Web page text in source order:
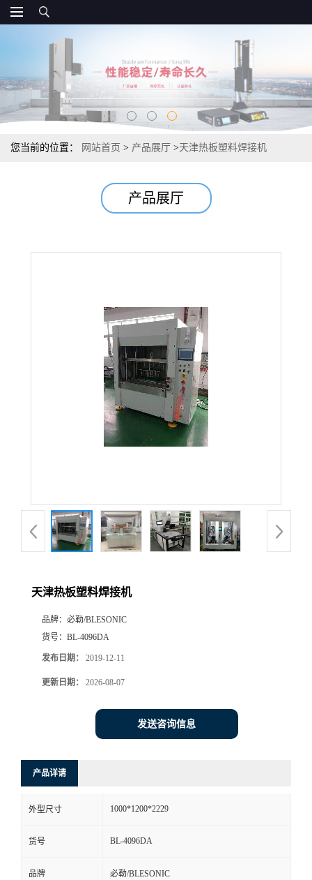
您当前的位置： 网站首页 > 产品展厅 >天津热板塑料焊接机
产品展厅
天津热板塑料焊接机
品牌： 必勒/BLESONIC
货号： BL-4096DA
发布日期： 2019-12-11
更新日期： 2026-08-07
发送咨询信息
产品详请
外型尺寸 1000*1200*2229
货号 BL-4096DA
品牌 必勒/BLESONIC